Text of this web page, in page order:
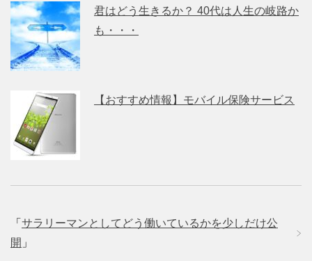
君はどう生きるか？ 40代は人生の岐路か
も・・・
【おすすめ情報】モバイル保険サービス
「 サラリーマンとしてどう働いているかを少しだけ公
開 」